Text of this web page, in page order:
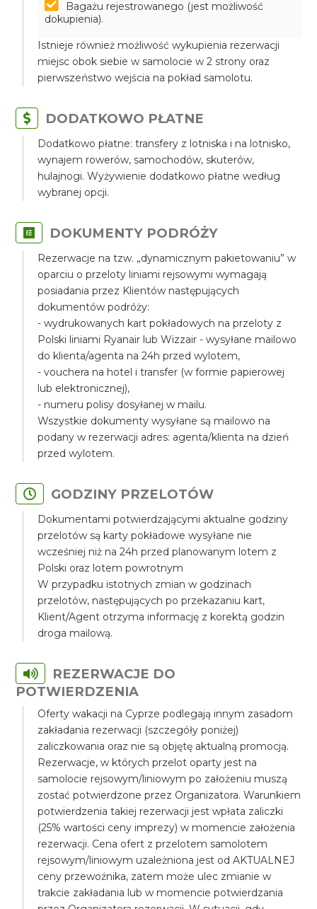
Bagażu rejestrowanego (jest możliwość
dokupienia).
Istnieje również możliwość wykupienia rezerwacji
miejsc obok siebie w samolocie w 2 strony oraz
pierwszeństwo wejścia na pokład samolotu.
DODATKOWO PŁATNE
Dodatkowo płatne: transfery z lotniska i na lotnisko,
wynajem rowerów, samochodów, skuterów,
hulajnogi. Wyżywienie dodatkowo płatne według
wybranej opcji.
DOKUMENTY PODRÓŻY
Rezerwacje na tzw. „dynamicznym pakietowaniu” w
oparciu o przeloty liniami rejsowymi wymagają
posiadania przez Klientów następujących
dokumentów podróży:
- wydrukowanych kart pokładowych na przeloty z
Polski liniami Ryanair lub Wizzair - wysyłane mailowo
do klienta/agenta na 24h przed wylotem,
- vouchera na hotel i transfer (w formie papierowej
lub elektronicznej),
- numeru polisy dosyłanej w mailu.
Wszystkie dokumenty wysyłane są mailowo na
podany w rezerwacji adres: agenta/klienta na dzień
przed wylotem.
GODZINY PRZELOTÓW
Dokumentami potwierdzającymi aktualne godziny
przelotów są karty pokładowe wysyłane nie
wcześniej niż na 24h przed planowanym lotem z
Polski oraz lotem powrotnym
W przypadku istotnych zmian w godzinach
przelotów, następujących po przekazaniu kart,
Klient/Agent otrzyma informację z korektą godzin
droga mailową.
REZERWACJE DO
POTWIERDZENIA
Oferty wakacji na Cyprze podlegają innym zasadom
zakładania rezerwacji (szczegóły poniżej)
zaliczkowania oraz nie są objętę aktualną promocją.
Rezerwacje, w których przelot oparty jest na
samolocie rejsowym/liniowym po założeniu muszą
zostać potwierdzone przez Organizatora. Warunkiem
potwierdzenia takiej rezerwacji jest wpłata zaliczki
(25% wartości ceny imprezy) w momencie założenia
rezerwacji. Cena ofert z przelotem samolotem
rejsowym/liniowym uzależniona jest od AKTUALNEJ
ceny przewoźnika, zatem może ulec zmianie w
trakcie zakładania lub w momencie potwierdzania